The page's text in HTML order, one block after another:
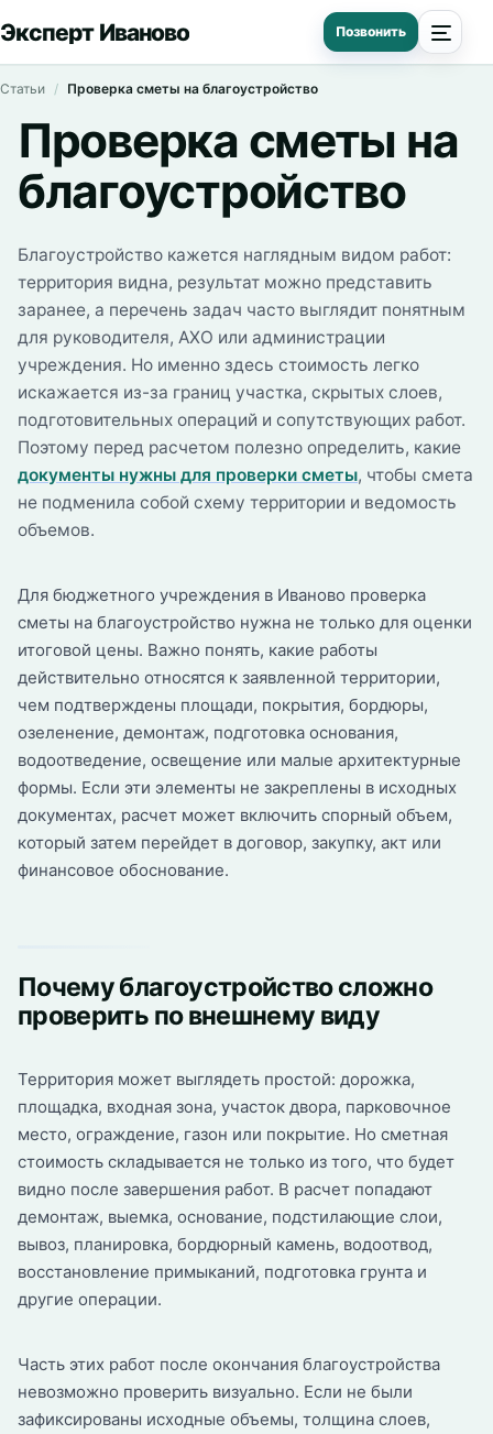
Эксперт Иваново
Статьи Проверка сметы на благоустройство
Проверка сметы на
благоустройство
Благоустройство кажется наглядным видом работ:
территория видна, результат можно представить
заранее, а перечень задач часто выглядит понятным
для руководителя, АХО или администрации
учреждения. Но именно здесь стоимость легко
искажается из-за границ участка, скрытых слоев,
подготовительных операций и сопутствующих работ.
Поэтому перед расчетом полезно определить, какие
документы нужны для проверки сметы, чтобы смета
не подменила собой схему территории и ведомость
объемов.
Для бюджетного учреждения в Иваново проверка
сметы на благоустройство нужна не только для оценки
итоговой цены. Важно понять, какие работы
действительно относятся к заявленной территории,
чем подтверждены площади, покрытия, бордюры,
озеленение, демонтаж, подготовка основания,
водоотведение, освещение или малые архитектурные
формы. Если эти элементы не закреплены в исходных
документах, расчет может включить спорный объем,
который затем перейдет в договор, закупку, акт или
финансовое обоснование.
Почему благоустройство сложно
проверить по внешнему виду
Территория может выглядеть простой: дорожка,
площадка, входная зона, участок двора, парковочное
место, ограждение, газон или покрытие. Но сметная
стоимость складывается не только из того, что будет
видно после завершения работ. В расчет попадают
демонтаж, выемка, основание, подстилающие слои,
вывоз, планировка, бордюрный камень, водоотвод,
восстановление примыканий, подготовка грунта и
другие операции.
Часть этих работ после окончания благоустройства
невозможно проверить визуально. Если не были
зафиксированы исходные объемы, толщина слоев,